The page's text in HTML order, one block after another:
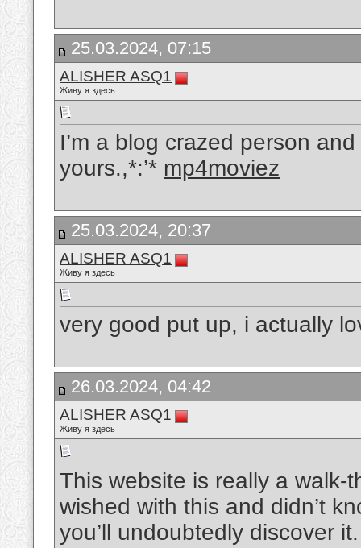
25.03.2024, 07:15
ALISHER ASQ1
Живу я здесь
I’m a blog crazed person
yours.,*:’* mp4moviez
25.03.2024, 20:37
ALISHER ASQ1
Живу я здесь
very good put up, i actually
26.03.2024, 04:42
ALISHER ASQ1
Живу я здесь
This website is really a walk-
wished with this and didn’t
you’ll undoubtedly discover